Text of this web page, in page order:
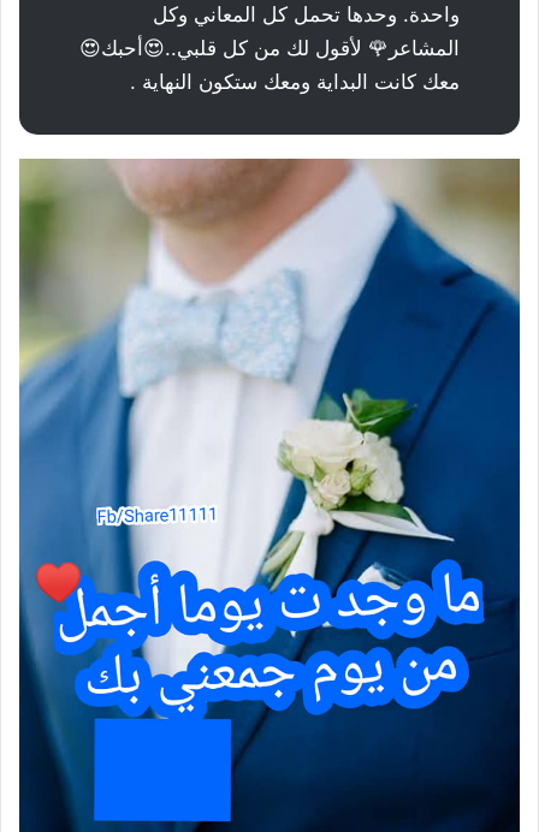
واحدة. وحدها تحمل كل المعاني وكل
المشاعر🌹 لأقول لك من كل قلبي..😍أحبك😍
معك كانت البداية ومعك ستكون النهاية .